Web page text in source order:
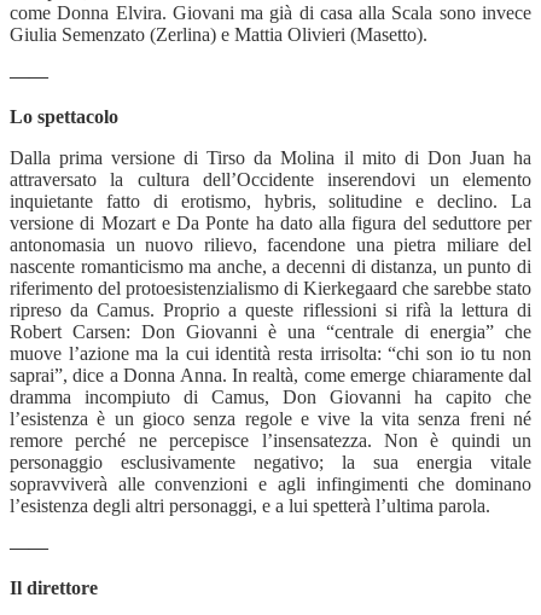
come Donna Elvira. Giovani ma già di casa alla Scala sono invece
Giulia Semenzato (Zerlina) e Mattia Olivieri (Masetto).
——
Lo spettacolo
Dalla prima versione di Tirso da Molina il mito di Don Juan ha
attraversato la cultura dell’Occidente inserendovi un elemento
inquietante fatto di erotismo, hybris, solitudine e declino. La
versione di Mozart e Da Ponte ha dato alla figura del seduttore per
antonomasia un nuovo rilievo, facendone una pietra miliare del
nascente romanticismo ma anche, a decenni di distanza, un punto di
riferimento del protoesistenzialismo di Kierkegaard che sarebbe stato
ripreso da Camus. Proprio a queste riflessioni si rifà la lettura di
Robert Carsen: Don Giovanni è una “centrale di energia” che
muove l’azione ma la cui identità resta irrisolta: “chi son io tu non
saprai”, dice a Donna Anna. In realtà, come emerge chiaramente dal
dramma incompiuto di Camus, Don Giovanni ha capito che
l’esistenza è un gioco senza regole e vive la vita senza freni né
remore perché ne percepisce l’insensatezza. Non è quindi un
personaggio esclusivamente negativo; la sua energia vitale
sopravviverà alle convenzioni e agli infingimenti che dominano
l’esistenza degli altri personaggi, e a lui spetterà l’ultima parola.
——
Il direttore